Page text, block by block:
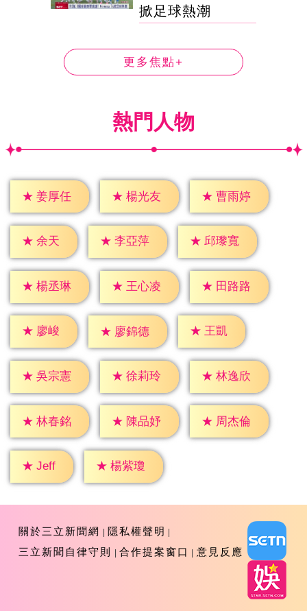
掀足球熱潮
更多焦點+
熱門人物
★ 姜厚任 ★ 楊光友 ★ 曹雨婷
★ 余天 ★ 李亞萍 ★ 邱瓈寬
★ 楊丞琳 ★ 王心凌 ★ 田路路
★ 廖峻 ★ 廖錦德 ★ 王凱
★ 吳宗憲 ★ 徐莉玲 ★ 林逸欣
★ 林春銘 ★ 陳品妤 ★ 周杰倫
★ Jeff ★ 楊紫瓊
關於三立新聞網
隱私權聲明
三立新聞自律守則
合作提案窗口 意見反應